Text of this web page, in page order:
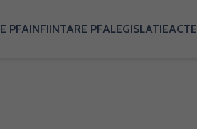
PFAINFIINTARE PFALEGISLATIEACTE